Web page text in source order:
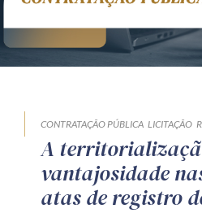
CONTRATAÇÃO PÚBLICA LICITAÇÃO
A
vantajosidade
atas de registro